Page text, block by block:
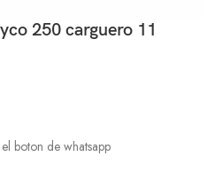
250 carguero 11
boton de whatsapp